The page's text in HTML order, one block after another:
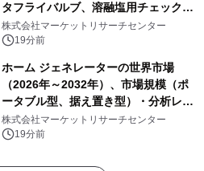
タフライバルブ、溶融塩用チェックバ
ルブ、溶融塩用ゲートバルブ、Y型溶
融塩用グローブバルブ、電動式溶融塩
用遮断バルブ）・分析レポートを発表
株式会社マーケットリサーチセンター
19分前
ホーム ジェネレーターの世界市場
（2026年～2032年）、市場規模（ポ
ータブル型、据え置き型）・分析レポ
ートを発表
株式会社マーケットリサーチセンター
19分前